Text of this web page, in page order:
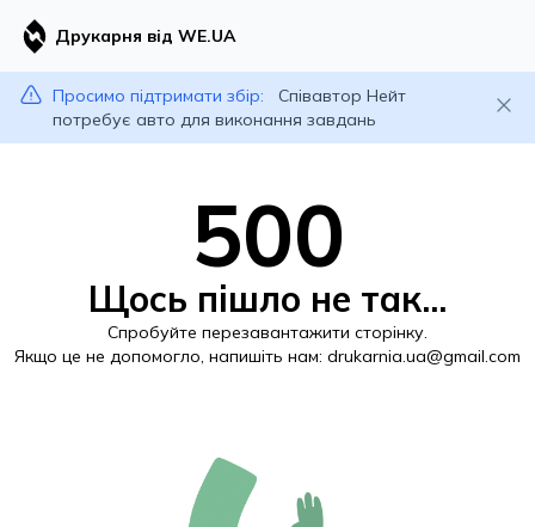
Друкарня від WE.UA
Просимо підтримати збір:
Співавтор Нейт
потребує авто для виконання завдань
500
Щось пішло не так...
Спробуйте перезавантажити сторінку.
Якщо це не допомогло, напишіть нам: drukarnia.ua@gmail.com